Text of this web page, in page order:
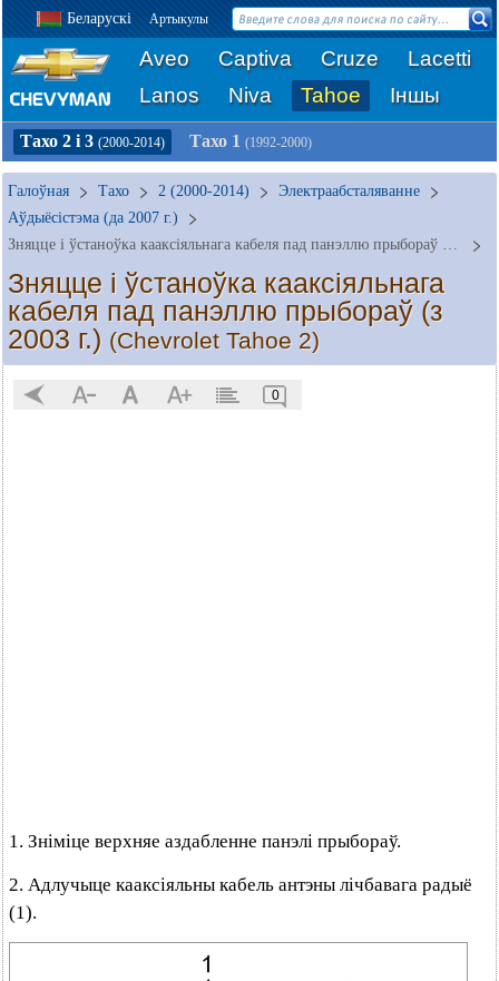
Беларускі Артыкулы
Aveo Captiva Cruze
Lacetti
Lanos
Niva Tahoe Іншы
Тахо 2 і 3 (2000-2014) Тахо 1 (1992-2000)
Галоўная Тахо 2 (2000-2014)
Электраабсталяванне
Аўдыёсістэма (да 2007 г.)
Зняцце і ўстаноўка кааксіяльнага кабеля пад панэллю прыбораў (з 2003 г.)
Зняцце і ўстаноўка кааксіяльнага
кабеля пад панэллю прыбораў (з
2003 г.) (Chevrolet Tahoe 2)
0
1. Зніміце верхняе аздабленне панэлі прыбораў.
2. Адлучыце кааксіяльны кабель антэны лічбавага радыё
(1).